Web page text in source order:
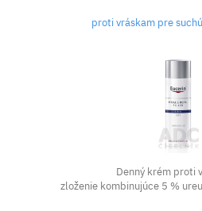
proti vráskam pre
Denný krém proti
zloženie kombinujúce 5 %